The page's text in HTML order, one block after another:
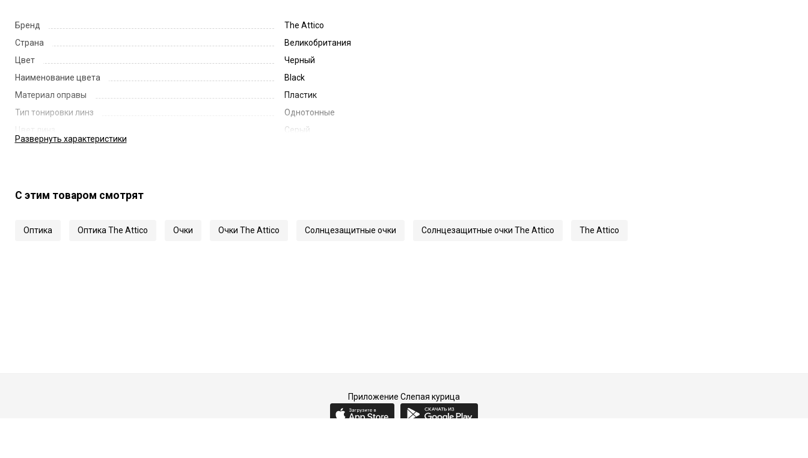
Бренд
The Attico
Страна
Великобритания
Цвет
Черный
Наименование цвета
Black
Материал оправы
Пластик
Тип тонировки линз
Однотонные
Цвет линз
Серый
Длина заушника
Артикул
Attico 40
Развернуть характеристики
С этим товаром смотрят
Оптика Оптика The Attico Очки Очки The Attico Солнцезащитные очки Солнцезащитные очки The Attico The Attico
Приложение Слепая курица